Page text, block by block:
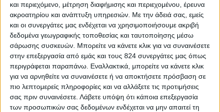
και περιεχόμενο, μέτρηση διαφήμισης και περιεχομένου, έρευνα
ακροατηρίου και ανάπτυξη υπηρεσιών. Με την άδειά σας, εμείς
και οι συνεργάτες μας ενδέχεται να χρησιμοποιήσουμε ακριβή
δεδομένα γεωγραφικής τοποθεσίας και ταυτοποίησης μέσω
σάρωσης συσκευών. Μπορείτε να κάνετε κλικ για να συναινέσετε
στην επεξεργασία από εμάς και τους 824 συνεργάτες μας όπως
περιγράφεται παραπάνω. Εναλλακτικά, μπορείτε να κάνετε κλικ
για να αρνηθείτε να συναινέσετε ή να αποκτήσετε πρόσβαση σε
πιο λεπτομερείς πληροφορίες και να αλλάξετε τις προτιμήσεις
σας πριν συναινέσετε. Λάβετε υπόψη ότι κάποια επεξεργασία
των προσωπικών σας δεδομένων ενδέχεται να μην απαιτεί τη
Περισσότερα
Υγεία, διατροφή & lifestyle
Διατροφή 2.0: τα
τρόφιμα του
μέλλοντος